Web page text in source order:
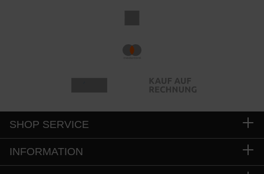
SHOP SERVICE
INFORMATION